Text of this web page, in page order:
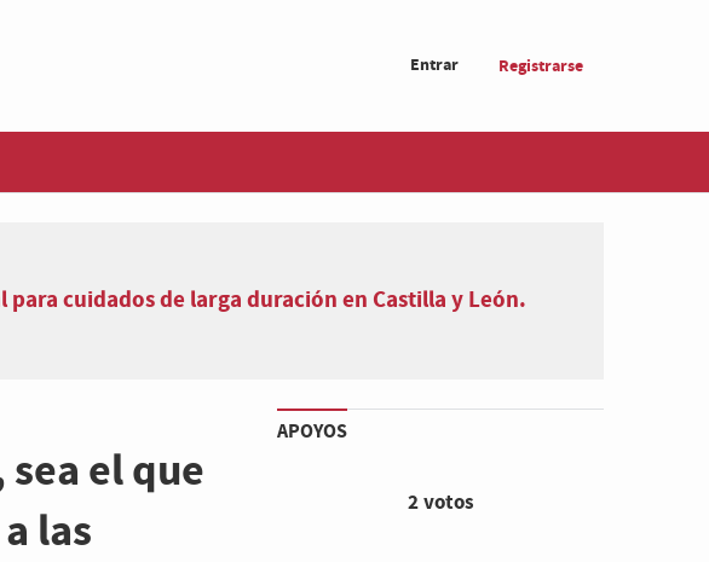
Entrar Registrarse
cuidados de larga duración en Castilla y León.
el que
las
APOYOS
2 votos